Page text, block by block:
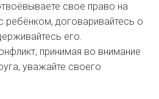
свое право на
ребёнком, договаривайтесь о
его.
принимая во внимание
уважайте своего